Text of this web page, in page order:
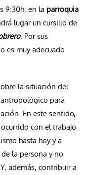
9:30h, en la parroquia
lugar un cursillo de
. Por sus
es muy adecuado
la situación del
para
En este sentido,
con el trabajo
hasta hoy y a
la persona y no
además, contribuir a